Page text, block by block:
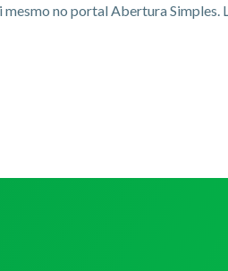
no portal Abertura Simples.